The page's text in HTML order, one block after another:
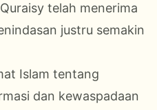
telah menerima
justru semakin
Islam tentang
dan kewaspadaan